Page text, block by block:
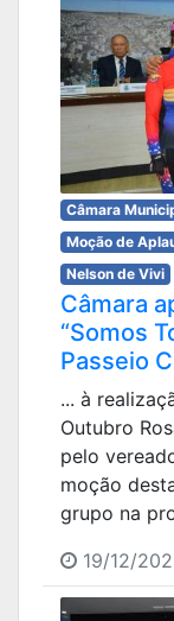
Câmara
Moção de
Nelson de Vivi
Câmara
“Somos
Passeio
... à
Outubro
pelo
moção
grupo na
19/12/